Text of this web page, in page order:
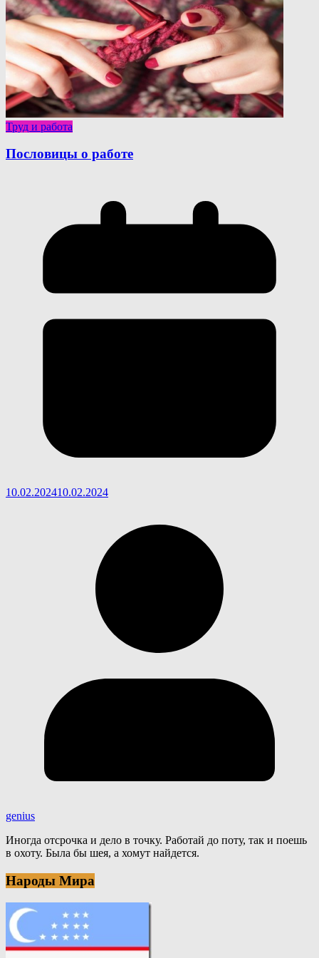
Труд и работа
Пословицы о работе
10.02.202410.02.2024
genius
Иногда отсрочка и дело в точку. Работай до поту, так и поешь
в охоту. Была бы шея, а хомут найдется.
Народы Мира